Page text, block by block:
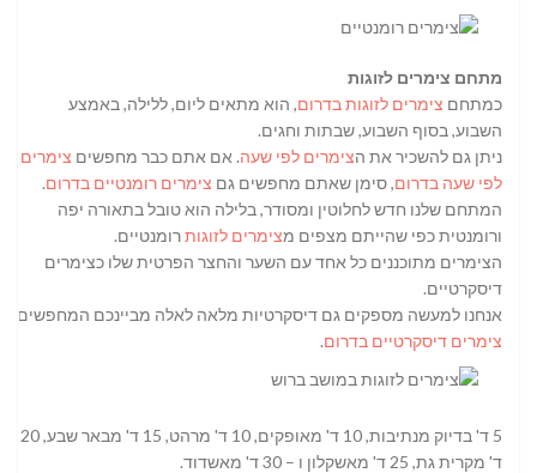
מתחם צימרים לזוגות
כמתחם צימרים לזוגות בדרום, הוא מתאים ליום, ללילה, באמצע
השבוע, בסוף השבוע, שבתות וחגים.
ניתן גם להשכיר את הצימרים לפי שעה. אם אתם כבר מחפשים צימרים
לפי שעה בדרום, סימן שאתם מחפשים גם צימרים רומנטיים בדרום.
המתחם שלנו חדש לחלוטין ומסודר, בלילה הוא טובל בתאורה יפה
ורומנטית כפי שהייתם מצפים מצימרים לזוגותרומנטיים.
הצימרים מתוכננים כל אחד עם השער והחצר הפרטית שלו כצימרים
דיסקרטיים.
אנחנו למעשה מספקים גם דיסקרטיות מלאה לאלה מביינכם המחפשים
צימרים דיסקרטיים בדרום.
5 ד' בדיוק מנתיבות, 10 ד' מאופקים, 10 ד' מרהט, 15 ד' מבאר שבע, 20
ד' מקרית גת, 25 ד' מאשקלון ו – 30 ד' מאשדוד.